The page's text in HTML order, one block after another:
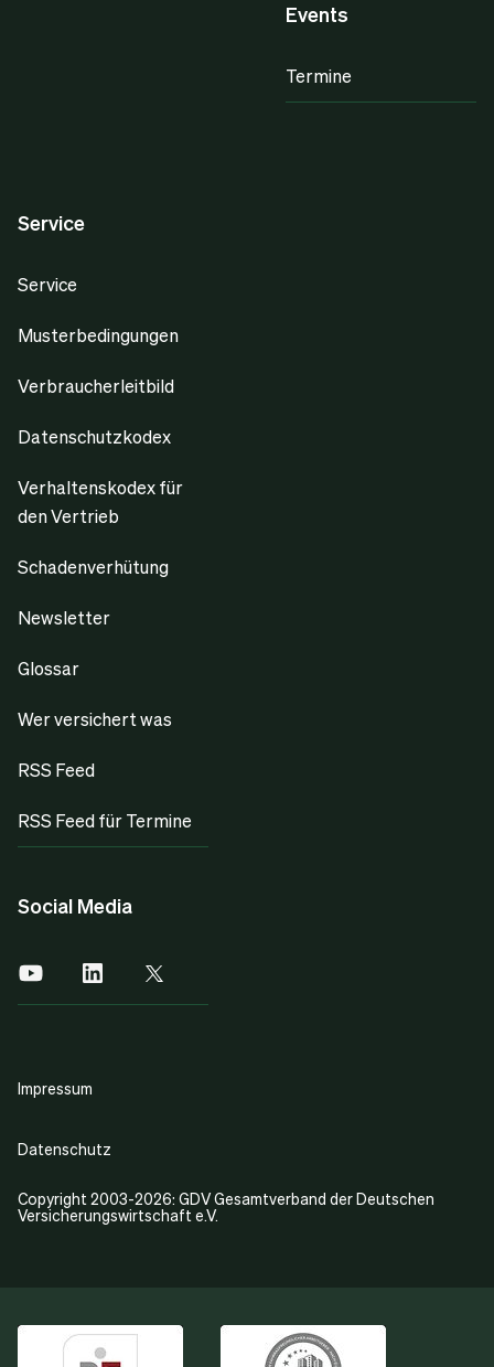
Events
Termine
Service
Service
Musterbedingungen
Verbraucherleitbild
Datenschutzkodex
Verhaltenskodex für
den Vertrieb
Schadenverhütung
Newsletter
Glossar
Wer versichert was
RSS Feed
RSS Feed für Termine
Social Media
Copyright 2003-2026: GDV Gesamtverband der Deutschen
Versicherungswirtschaft e.V.
Impressum
Datenschutz